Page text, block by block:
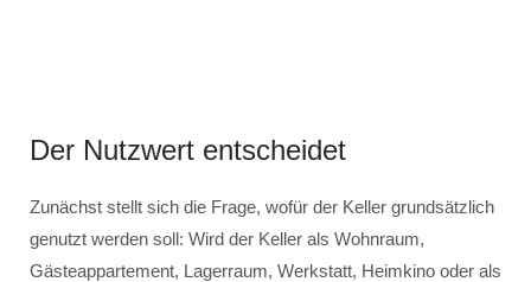
Der Nutzwert entscheidet
Zunächst stellt sich die Frage, wofür der Keller grundsätzlich
genutzt werden soll: Wird der Keller als Wohnraum,
Gästeappartement, Lagerraum, Werkstatt, Heimkino oder als